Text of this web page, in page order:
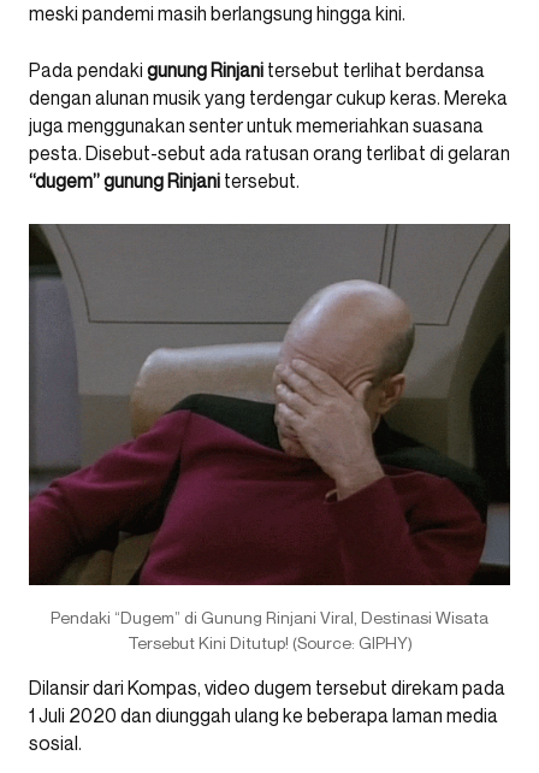
meski pandemi masih berlangsung hingga kini.
Pada pendaki gunung Rinjani tersebut terlihat berdansa
dengan alunan musik yang terdengar cukup keras. Mereka
juga menggunakan senter untuk memeriahkan suasana
pesta. Disebut-sebut ada ratusan orang terlibat di gelaran
“dugem” gunung Rinjani tersebut.
Pendaki “Dugem” di Gunung Rinjani Viral, Destinasi Wisata
Tersebut Kini Ditutup! (Source: GIPHY)
Dilansir dari Kompas, video dugem tersebut direkam pada
1 Juli 2020 dan diunggah ulang ke beberapa laman media
sosial.